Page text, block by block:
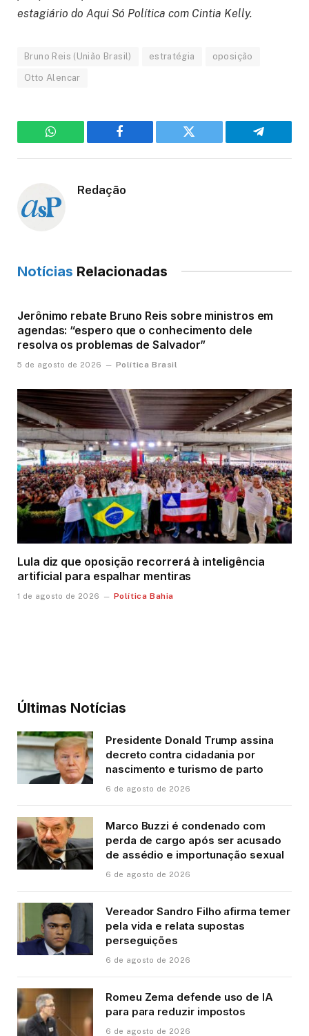
estagiário do Aqui Só Política com Cintia Kelly.
Bruno Reis (União Brasil) estratégia oposição
Otto Alencar
WhatsApp Facebook Twitter Telegram
Redação
Notícias Relacionadas
Jerônimo rebate Bruno Reis sobre ministros em
agendas: “espero que o conhecimento dele
resolva os problemas de Salvador”
5 de agosto de 2026 Política Brasil
Lula diz que oposição recorrerá à inteligência
artificial para espalhar mentiras
1 de agosto de 2026 Política Bahia
Últimas Notícias
Presidente Donald Trump assina
decreto contra cidadania por
nascimento e turismo de parto
6 de agosto de 2026
Marco Buzzi é condenado com
perda de cargo após ser acusado
de assédio e importunação sexual
6 de agosto de 2026
Vereador Sandro Filho afirma temer
pela vida e relata supostas
perseguições
6 de agosto de 2026
Romeu Zema defende uso de IA
para para reduzir impostos
6 de agosto de 2026